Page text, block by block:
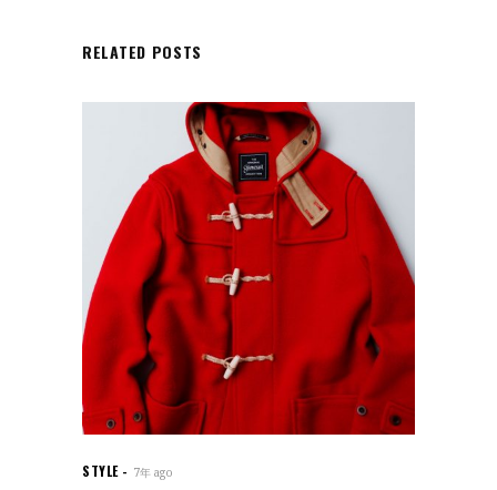
RELATED POSTS
STYLE 7年 ago